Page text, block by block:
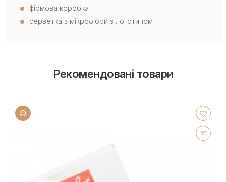
фірмова коробка
серветка з мікрофібри з логотипом
Рекомендовані товари